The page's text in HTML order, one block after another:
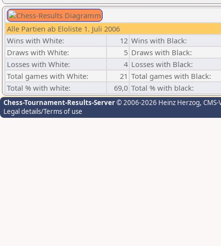
Alle Partien ab Eloliste 1. Juli 2006
Wins with White:
12 Wins with Black:
Draws with White:
5 Draws with Black:
Losses with White:
4 Losses with Black:
Total games with White:
21 Total games with Black:
Total % with white:
69,0 Total % with black:
Chess-Tournament-Results-Server© 2006-2026 Heinz Herzog,
Legal details/Terms of use